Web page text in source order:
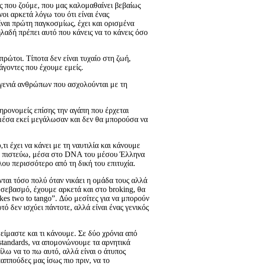
που ζούμε, που μας καλομαθαίνει βεβαίως
αρκετά λόγω του ότι είναι ένας
πρώτη παγκοσμίως, έχει και ορισμένα
πρέπει αυτό που κάνεις να το κάνεις όσο
Τίποτα δεν είναι τυχαίο στη ζωή,
που έχουμε εμείς.
ανθρώπων που ασχολούνται με τη
επίσης την αγάπη που έρχεται
εκεί μεγάλωσαν και δεν θα μπορούσα να
να κάνει με τη ναυτιλία και κάνουμε
πιστεύω, μέσα στο DNA του μέσου Έλληνα
περισσότερο από τη δική του επιτυχία.
τόσο πολύ όταν νικάει η ομάδα τους αλλά
έχουμε αρκετά και στο broking, θα
two to tango”. Δύο μεσίτες για να μπορούν
ισχύει πάντοτε, αλλά είναι ένας γενικός
και τι κάνουμε. Σε δύο χρόνια από
να απομονώνουμε τα αρνητικά
να το πω αυτό, αλλά είναι ο άτυπος
μας ίσως πιο πριν, να το